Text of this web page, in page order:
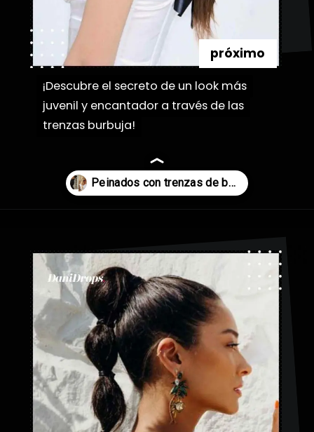
¡Descubre el secreto de un look más
juvenil y encantador a través de las
trenzas burbuja!
¡Descubre el secreto de un look más
juvenil y encantador a través de las
trenzas burbuja!
próximo